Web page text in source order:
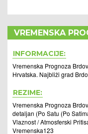
VREMENSKA
INFORMACIJE:
Vremenska Prognoza
Hrvatska. Najbliži grad
REZIME:
Vremenska Prognoza
detaljan (Po Satu (Po
Vlaznost / Atmosferski
Vremenska123